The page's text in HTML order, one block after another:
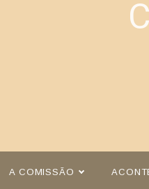
A COMISSÃO